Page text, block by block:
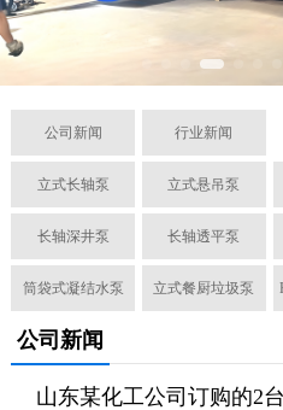
公司新闻 行业新闻
立式长轴泵 立式悬吊泵
长轴深井泵 长轴透平泵
筒袋式凝结水泵 立式餐厨垃圾泵
公司新闻
山东某化工公司订购的2